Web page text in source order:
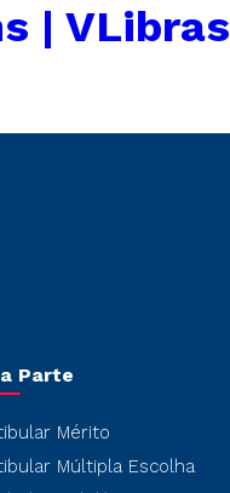
| VLibras
Parte
Mérito
Múltipla Escolha